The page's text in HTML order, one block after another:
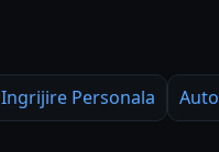
Ingrijire Personala
Auto